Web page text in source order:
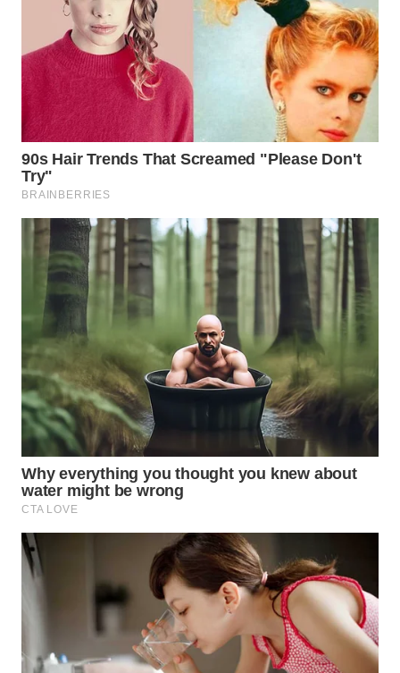
Wahana
Media
Group
WAHANA
NEWS
WAHANA
TANI
WAHANA
ADVOKAT
INFRASTRUKTUR
WAHANA
KONSUMEN
WAHANA
LISTRIK
WAHANA
TRAVEL
WAHANA
ID